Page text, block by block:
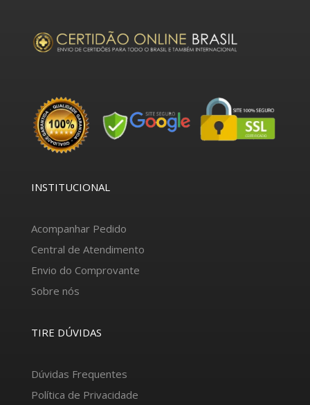
INSTITUCIONAL
Acompanhar Pedido
Central de Atendimento
Envio do Comprovante
Sobre nós
TIRE DÚVIDAS
Dúvidas Frequentes
Política de Privacidade